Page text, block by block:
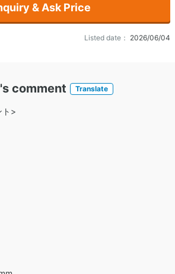
& Ask Price
Listed date： 2026/06/04
comment Translate
>